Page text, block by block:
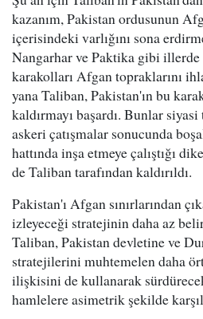
kazanım, Pakistan ordusunun
içerisindeki varlığını sona
Nangarhar ve Paktika gibi illerde
karakolları Afgan topraklarını
yana Taliban, Pakistan'ın bu
kaldırmayı başardı. Bunlar
askeri çatışmalar sonucunda
hattında inşa etmeye çalıştığı
de Taliban tarafından kaldırıldı.
Pakistan'ı Afgan sınırlarından
izleyeceği stratejinin daha az
Taliban, Pakistan devletine ve
stratejilerini muhtemelen daha
ilişkisini de kullanarak
hamlelere asimetrik şekilde